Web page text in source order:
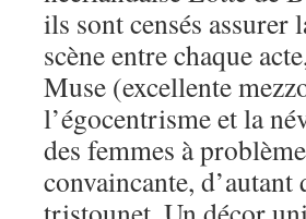
ils sont censés assurer
scène entre chaque
Muse (excellente
l’égocentrisme et la
des femmes à
convaincante,